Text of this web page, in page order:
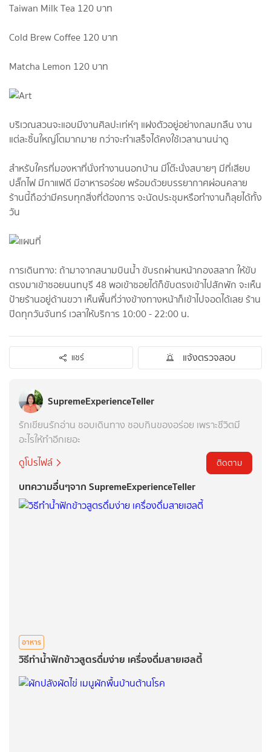
Taiwan Milk Tea 120 บาท
Cold Brew Coffee​ 120 บาท
Matcha Lemon​ 120 บาท
บริเวณสวนจะแอบมีงานศิลปะเท่ห์ๆ แฝงตัวอยู่อย่างกลมกลืน งาน
แต่ละชิ้นใหญ่โตมากมาย กว่าจะทำเสร็จได้คงใช้เวลานานน่าดู
สำหรับใครที่มองหาที่นั่งทำงานนอกบ้าน มีโต๊ะนั่งสบายๆ มีที่เสียบ
ปลั๊กไฟ มีกาแฟดี​ มีอาหารอร่อย​ พร้อมด้วยบรรยากาศผ่อนคลาย​
ร้านนี้ถือว่ามีครบทุกสิ่งที่ต้องการ​ จะนัดประชุมหรือทำงานก็ลุยได้ทั้ง
วัน
การเดินทาง: ถ้ามาจากสนามบินน้ำ ขับรถผ่านหน้ากองสลาก​ ให้ขับ
ตรงมาเข้าซอยนนทบุรี​ 48 พอเข้าซอยได้ก็ขับตรงเข้าไปสักพัก จะเห็น
ป้ายร้านอยู่ด้านขวา​ เห็นพื้นที่ว่างข้างทางหน้าก็เข้าไปจอดได้เล​ย​ ร้าน
ปิดทุกวันจันทร์​ เวลาให้บริการ​ 10:00 -​ 22:00​ น.
แชร์ แจ้งตรวจสอบ
SupremeExperienceTeller
รักเขียนรักอ่าน​ ชอบเดินทาง​ ชอบกินของอร่อย​ เพราะชีวิตมี
อะไรให้ทำอีกเยอะ
ดูโปรไฟล์
ติดตาม
บทความอื่นๆจาก SupremeExperienceTeller
อาหาร
วิธีทำน้ำฟักข้าว​สูตรดื่มง่าย​ เครื่องดื่มสายเฮลตี้